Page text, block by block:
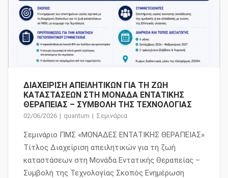
ΔΙΑΧΕΙΡΙΣΗ ΑΠΕΙΛΗΤΙΚΩΝ ΓΙΑ ΤΗ ΖΩΗ
ΚΑΤΑΣΤΑΣΕΩΝ ΣΤΗ ΜΟΝΑΔΑ ΕΝΤΑΤΙΚΗΣ
ΘΕΡΑΠΕΙΑΣ – ΣΥΜΒΟΛΗ ΤΗΣ ΤΕΧΝΟΛΟΓΙΑΣ
02/06/2026 quantum Σεμινάρια
Σεμινάριο ΠΜΣ «ΜΟΝΑΔΕΣ ΕΝΤΑΤΙΚΗΣ ΘΕΡΑΠΕΙΑΣ»
Τίτλος Διαχείριση απειλητικών για τη ζωή
καταστάσεων στη Μονάδα Εντατικής Θεραπείας –
Συμβολή της Τεχνολογίας Σκοπός Ενημέρωση